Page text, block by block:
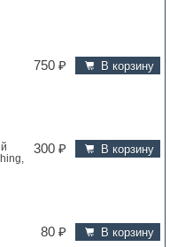
750 ₽ В корзину
300 ₽ В корзину
80 ₽ В корзину